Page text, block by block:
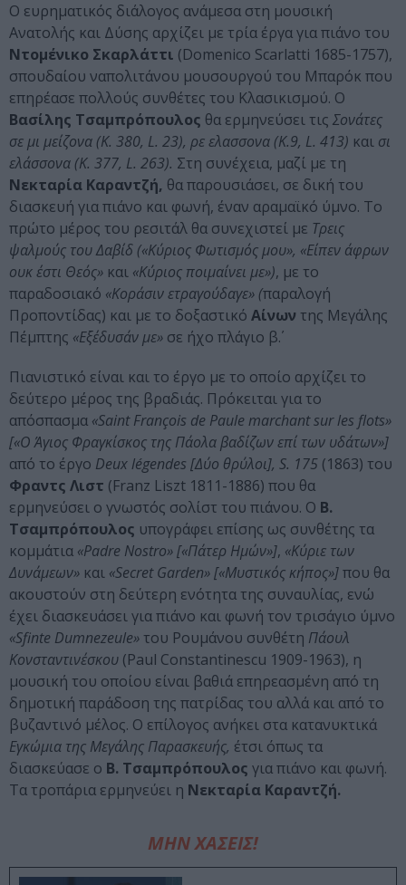
Ο ευρηματικός διάλογος ανάμεσα στη μουσική
Ανατολής και Δύσης αρχίζει με τρία έργα για πιάνο του
Ντομένικο Σκαρλάττι (Domenico Scarlatti 1685-1757),
σπουδαίου ναπολιτάνου μουσουργού του Μπαρόκ που
επηρέασε πολλούς συνθέτες του Κλασικισμού. Ο
Βασίλης Τσαμπρόπουλος θα ερμηνεύσει τις Σονάτες
σε μι μείζονα (K. 380, L. 23), ρε ελασσονα (K.9, L. 413) και σι
ελάσσονα (K. 377, L. 263). Στη συνέχεια, μαζί με τη
Νεκταρία Καραντζή, θα παρουσιάσει, σε δική του
διασκευή για πιάνο και φωνή, έναν αραμαϊκό ύμνο. Το
πρώτο μέρος του ρεσιτάλ θα συνεχιστεί με Τρεις
ψαλμούς του Δαβίδ («Κύριος Φωτισμός μου», «Είπεν άφρων
ουκ έστι Θεός» και «Κύριος ποιμαίνει με»), με το
παραδοσιακό «Κοράσιν ετραγούδαγε» (παραλογή
Προποντίδας) και με το δοξαστικό Αίνων της Μεγάλης
Πέμπτης «Εξέδυσάν με» σε ήχο πλάγιο β΄.
Πιανιστικό είναι και το έργο με το οποίο αρχίζει το
δεύτερο μέρος της βραδιάς. Πρόκειται για το
απόσπασμα «Saint François de Paule marchant sur les flots»
[«Ο Άγιος Φραγκίσκος της Πάολα βαδίζων επί των υδάτων»]
από το έργο Deux légendes [Δύο θρύλοι], S. 175 (1863) του
Φραντς Λιστ (Franz Liszt 1811-1886) που θα
ερμηνεύσει ο γνωστός σολίστ του πιάνου. Ο Β.
Τσαμπρόπουλος υπογράφει επίσης ως συνθέτης τα
κομμάτια «Padre Nostro» [«Πάτερ Ημών»], «Κύριε των
Δυνάμεων» και «Secret Garden» [«Μυστικός κήπος»]που θα
ακουστούν στη δεύτερη ενότητα της συναυλίας, ενώ
έχει διασκευάσει για πιάνο και φωνή τον τρισάγιο ύμνο
«Sfinte Dumnezeule» του Ρουμάνου συνθέτη Πάουλ
Κονσταντινέσκου (Paul Constantinescu 1909-1963), η
μουσική του οποίου είναι βαθιά επηρεασμένη από τη
δημοτική παράδοση της πατρίδας του αλλά και από το
βυζαντινό μέλος. Ο επίλογος ανήκει στα κατανυκτικά
Εγκώμια της Μεγάλης Παρασκευής, έτσι όπως τα
διασκεύασε ο Β. Τσαμπρόπουλος για πιάνο και φωνή.
Τα τροπάρια ερμηνεύει η Νεκταρία Καραντζή.
ΜΗΝ ΧΑΣΕΙΣ!